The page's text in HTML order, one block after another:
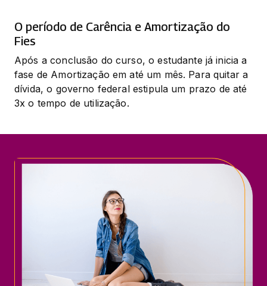
O período de Carência e Amortização do
Fies
Após a conclusão do curso, o estudante já inicia a
fase de Amortização em até um mês. Para quitar a
dívida, o governo federal estipula um prazo de até
3x o tempo de utilização.